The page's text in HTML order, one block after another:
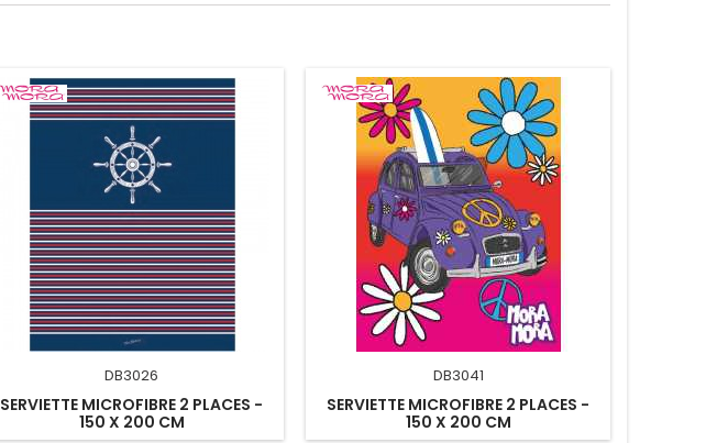
DB3026
SERVIETTE MICROFIBRE 2 PLACES -
150 X 200 CM
DB3041
SERVIETTE MICROFIBRE 2 PLACES -
150 X 200 CM